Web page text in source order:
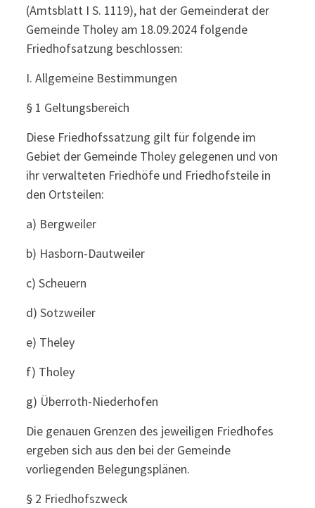
(Amtsblatt I S. 1119), hat der Gemeinderat der
Gemeinde Tholey am 18.09.2024 folgende
Friedhofsatzung beschlossen:
I. Allgemeine Bestimmungen
§ 1 Geltungsbereich
Diese Friedhofssatzung gilt für folgende im
Gebiet der Gemeinde Tholey gelegenen und von
ihr verwalteten Friedhöfe und Friedhofsteile in
den Ortsteilen:
a) Bergweiler
b) Hasborn-Dautweiler
c) Scheuern
d) Sotzweiler
e) Theley
f) Tholey
g) Überroth-Niederhofen
Die genauen Grenzen des jeweiligen Friedhofes
ergeben sich aus den bei der Gemeinde
vorliegenden Belegungsplänen.
§ 2 Friedhofszweck